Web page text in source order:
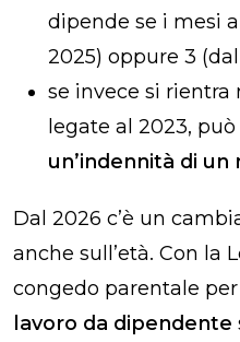
dipende se i mesi
2025) oppure 3
se invece si rientra
legate al 2023,
un’indennità di un
Dal 2026 c’è un
anche sull’età. Con la
congedo parentale
lavoro da dipendente